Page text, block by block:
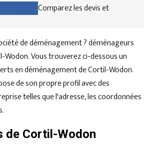
Comparez les devis et
de déménagement ? déménageurs
Vous trouverez ci-dessous un
en déménagement de Cortil-Wodon.
de son propre profil avec des
telles que l'adresse, les coordonnées
de Cortil-Wodon